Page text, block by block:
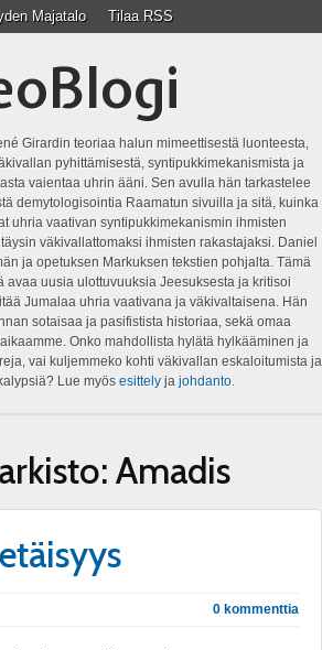
Majatalo Tilaa RSS
Girardin teoriaa halun mimeettisestä luonteesta,
pyhittämisestä, syntipukkimekanismista ja
vaientaa uhrin ääni. Sen avulla hän tarkastelee
demytologisointia Raamatun sivuilla ja sitä, kuinka
uhria vaativan syntipukkimekanismin ihmisten
väkivallattomaksi ihmisten rakastajaksi. Daniel
ja opetuksen Markuksen tekstien pohjalta. Tämä
avaa uusia ulottuvuuksia Jeesuksesta ja kritisoi
Jumalaa uhria vaativana ja väkivaltaisena. Hän
sotaisaa ja pasifistista historiaa, sekä omaa
Onko mahdollista hylätä hylkääminen ja
vai kuljemmeko kohti väkivallan eskaloitumista ja
Lue myös esittelyja johdanto.
Amadis
0 kommenttia